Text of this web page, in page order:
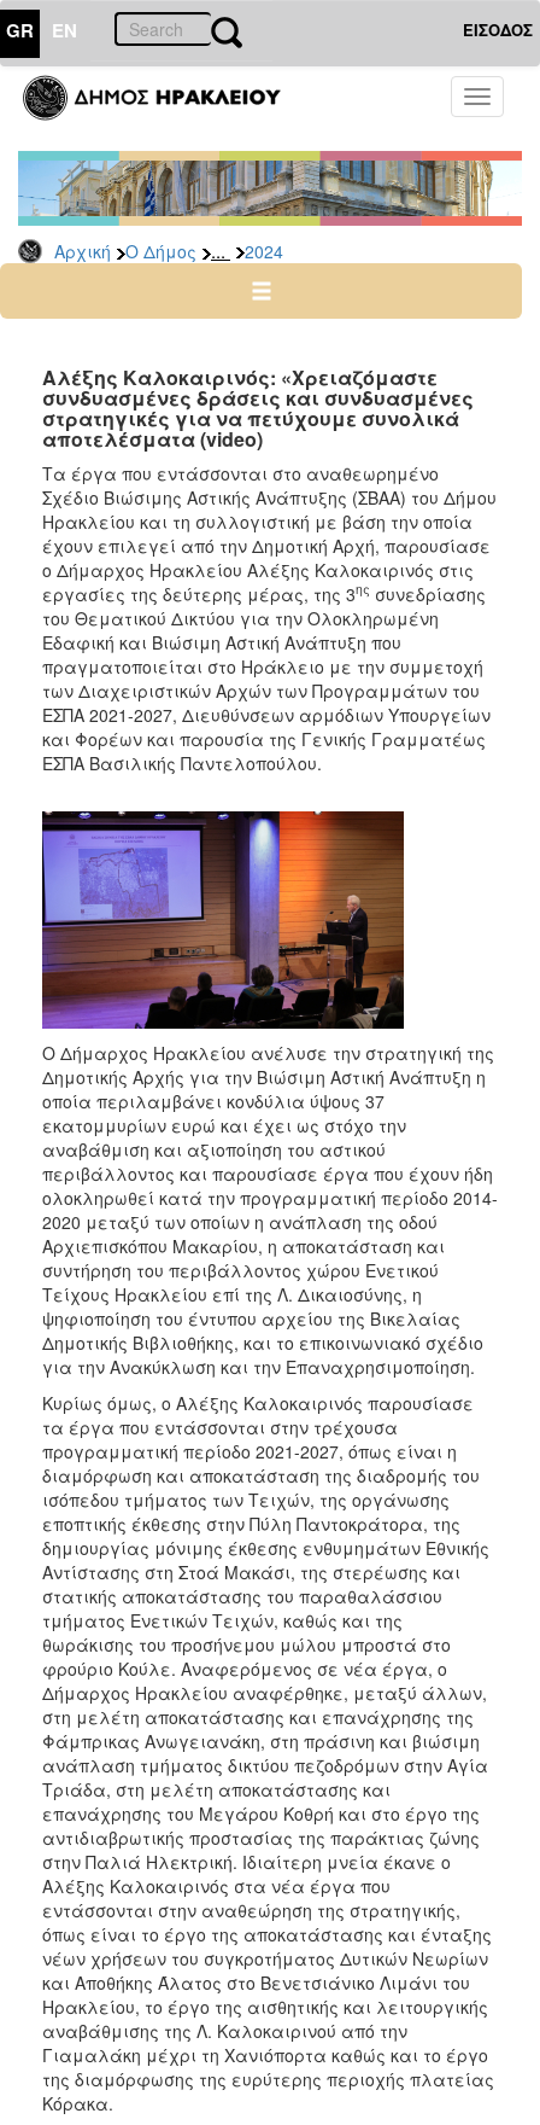
GR EN ΕΙΣΟΔΟΣ
Toggle
Αρχική Ο Δήμος ... 2024
ΔΗΜΟΣ
Δελτία
Τύπου
Αρχείο
2026
2024
2022
2021
2020
2019
2018
2017
2016
2015
2013
2012
2011
2006
ΤΟΠΟΣ
ΠΟΛΙΤΙΣΜΟΣ
ΑΝΘΕΚΤΙΚΗ
ΠΟΛΗ
Αλέξης Καλοκαιρινός: «Χρειαζόμαστε
συνδυασμένες δράσεις και συνδυασμένες
στρατηγικές για να πετύχουμε συνολικά
αποτελέσματα (video)
Τα έργα που εντάσσονται στο αναθεωρημένο
Σχέδιο Βιώσιμης Αστικής Ανάπτυξης (ΣΒΑΑ) του Δήμου
Ηρακλείου και τη συλλογιστική με βάση την οποία
έχουν επιλεγεί από την Δημοτική Αρχή, παρουσίασε
ο Δήμαρχος Ηρακλείου Αλέξης Καλοκαιρινός στις
εργασίες της δεύτερης μέρας, της 3ης συνεδρίασης
του Θεματικού Δικτύου για την Ολοκληρωμένη
Εδαφική και Βιώσιμη Αστική Ανάπτυξη που
πραγματοποιείται στο Ηράκλειο με την συμμετοχή
των Διαχειριστικών Αρχών των Προγραμμάτων του
ΕΣΠΑ 2021-2027, Διευθύνσεων αρμόδιων Υπουργείων
και Φορέων και παρουσία της Γενικής Γραμματέως
ΕΣΠΑ Βασιλικής Παντελοπούλου.
Ο Δήμαρχος Ηρακλείου ανέλυσε την στρατηγική της
Δημοτικής Αρχής για την Βιώσιμη Αστική Ανάπτυξη η
οποία περιλαμβάνει κονδύλια ύψους 37
εκατομμυρίων ευρώ και έχει ως στόχο την
αναβάθμιση και αξιοποίηση του αστικού
περιβάλλοντος και παρουσίασε έργα που έχουν ήδη
ολοκληρωθεί κατά την προγραμματική περίοδο 2014-
2020 μεταξύ των οποίων η ανάπλαση της οδού
Αρχιεπισκόπου Μακαρίου, η αποκατάσταση και
συντήρηση του περιβάλλοντος χώρου Ενετικού
Τείχους Ηρακλείου επί της Λ. Δικαιοσύνης, η
ψηφιοποίηση του έντυπου αρχείου της Βικελαίας
Δημοτικής Βιβλιοθήκης, και το επικοινωνιακό σχέδιο
για την Ανακύκλωση και την Επαναχρησιμοποίηση.
Κυρίως όμως, ο Αλέξης Καλοκαιρινός παρουσίασε
τα έργα που εντάσσονται στην τρέχουσα
προγραμματική περίοδο 2021-2027, όπως είναι η
διαμόρφωση και αποκατάσταση της διαδρομής του
ισόπεδου τμήματος των Τειχών, της οργάνωσης
εποπτικής έκθεσης στην Πύλη Παντοκράτορα, της
δημιουργίας μόνιμης έκθεσης ενθυμημάτων Εθνικής
Αντίστασης στη Στοά Μακάσι, της στερέωσης και
στατικής αποκατάστασης του παραθαλάσσιου
τμήματος Ενετικών Τειχών, καθώς και της
θωράκισης του προσήνεμου μώλου μπροστά στο
φρούριο Κούλε. Αναφερόμενος σε νέα έργα, ο
Δήμαρχος Ηρακλείου αναφέρθηκε, μεταξύ άλλων,
στη μελέτη αποκατάστασης και επανάχρησης της
Φάμπρικας Ανωγειανάκη, στη πράσινη και βιώσιμη
ανάπλαση τμήματος δικτύου πεζοδρόμων στην Αγία
Τριάδα, στη μελέτη αποκατάστασης και
επανάχρησης του Μεγάρου Κοθρή και στο έργο της
αντιδιαβρωτικής προστασίας της παράκτιας ζώνης
στην Παλιά Ηλεκτρική. Ιδιαίτερη μνεία έκανε ο
Αλέξης Καλοκαιρινός στα νέα έργα που
εντάσσονται στην αναθεώρηση της στρατηγικής,
όπως είναι το έργο της αποκατάστασης και ένταξης
νέων χρήσεων του συγκροτήματος Δυτικών Νεωρίων
και Αποθήκης Άλατος στο Βενετσιάνικο Λιμάνι του
Ηρακλείου, το έργο της αισθητικής και λειτουργικής
αναβάθμισης της Λ. Καλοκαιρινού από την
Γιαμαλάκη μέχρι τη Χανιόπορτα καθώς και το έργο
της διαμόρφωσης της ευρύτερης περιοχής πλατείας
Κόρακα.